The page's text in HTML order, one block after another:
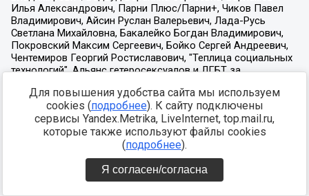
Для повышения удобства сайта мы используем
cookies (подробнее). К сайту подключены
сервисы Yandex.Metrika, LiveInternet, top.mail.ru,
которые также используют файлы cookies
(подробнее).
Я согласен/согласна